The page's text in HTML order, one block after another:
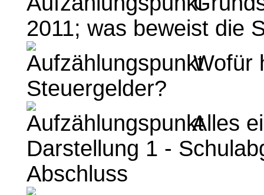
2011; was beweist die
Wofür
Steuergelder?
Alles
Darstellung 1 -
Abschluss